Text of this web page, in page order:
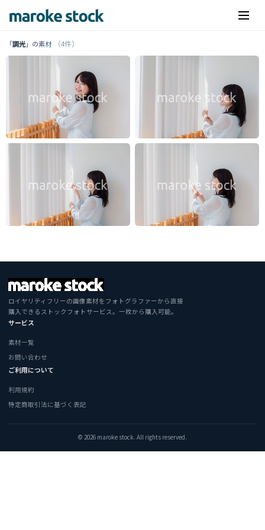
「調光」の素材 （4件）
ロイヤリティフリーの画像素材をフォトグラファーから直接
購入できるストックフォトサービス。一枚から購入可能。
サービス
素材一覧
お問い合わせ
ご利用について
利用規約
特定商取引法に基づく表記
© 2026 maroke stock. All rights reserved.